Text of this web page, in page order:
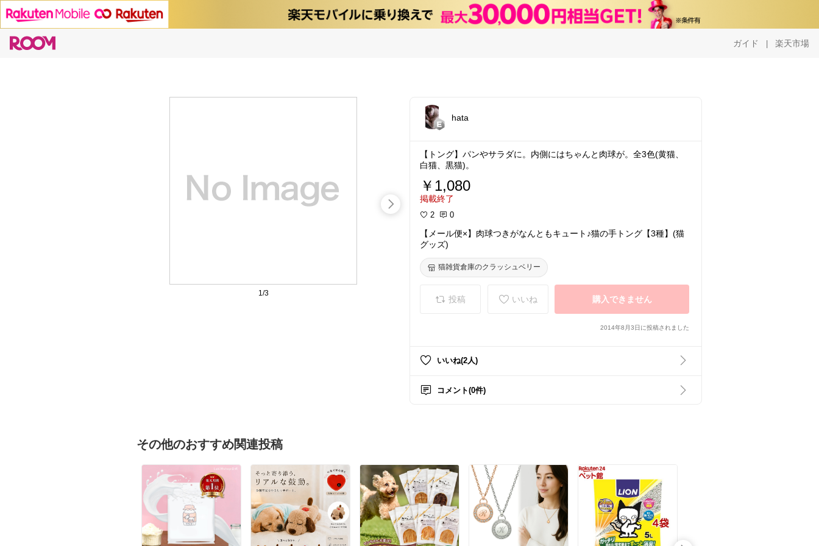
ガイド | 楽天市場
1/3
hata
【トング】パンやサラダに。内側にはちゃんと肉球が。全3色(黄猫、
白猫、黒猫)。
￥1,080
掲載終了
2 0
【メール便×】肉球つきがなんともキュート♪猫の手トング【3種】(猫
グッズ)
猫雑貨倉庫のクラッシュベリー
投稿 いいね 購入できません
2014年8月3日に投稿されました
いいね(2人)
コメント(0件)
その他のおすすめ関連投稿